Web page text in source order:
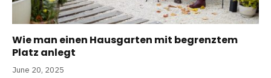
Wie man einen Hausgarten mit begrenztem
Platz anlegt
June 20, 2025